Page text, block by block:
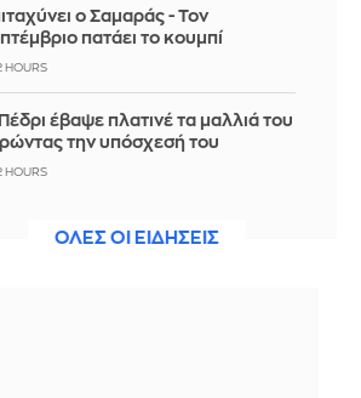
ο Σαμαράς - Τον
πατάει το κουμπί
HOURS
έβαψε πλατινέ τα μαλλιά του
την υπόσχεσή του
HOURS
Η θρησκευτική παράδοση
ΟΛΕΣ ΟΙ ΕΙΔΗΣΕΙΣ